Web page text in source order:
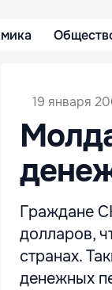
19 января
Граждане
долларов,
странах.
денежных